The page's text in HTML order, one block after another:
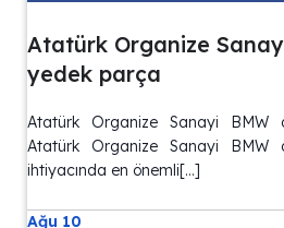
Atatürk Organize
yedek parça
Atatürk Organize Sanayi BMW
Atatürk Organize Sanayi BMW
ihtiyacında en önemli[…]
Ağu 10